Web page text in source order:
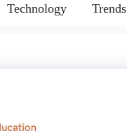
Technology Trends